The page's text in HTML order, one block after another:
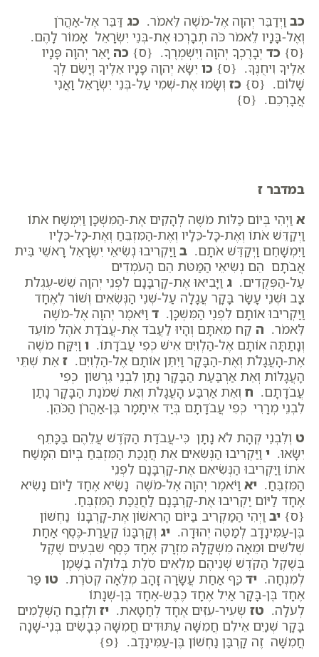
כב וַיְדַבֵּר יְהוָה אֶל-מֹשֶׁה לֵּאמֹר. כג דַּבֵּר אֶל-אַהֲרֹן
וְאֶל-בָּנָיו לֵאמֹר כֹּה תְבָרְכוּ אֶת-בְּנֵי יִשְׂרָאֵל אָמוֹר לָהֶם.
{ס} כד יְבָרֶכְךָ יְהוָה וְיִשְׁמְרֶךָ. {ס} כה יָאֵר יְהוָה פָּנָיו
אֵלֶיךָ וִיחֻנֶּךָּ. {ס} כו יִשָּׂא יְהוָה פָּנָיו אֵלֶיךָ וְיָשֵׂם לְךָ
שָׁלוֹם. {ס} כז וְשָׂמוּ אֶת-שְׁמִי עַל-בְּנֵי יִשְׂרָאֵל וַאֲנִי
אֲבָרְכֵם. {ס}
במדבר ז
א וַיְהִי בְּיוֹם כַּלּוֹת מֹשֶׁה לְהָקִים אֶת-הַמִּשְׁכָּן וַיִּמְשַׁח אֹתוֹ
וַיְקַדֵּשׁ אֹתוֹ וְאֶת-כָּל-כֵּלָיו וְאֶת-הַמִּזְבֵּחַ וְאֶת-כָּל-כֵּלָיו
וַיִּמְשָׁחֵם וַיְקַדֵּשׁ אֹתָם. ב וַיַּקְרִיבוּ נְשִׂיאֵי יִשְׂרָאֵל רָאשֵׁי בֵּית
אֲבֹתָם הֵם נְשִׂיאֵי הַמַּטֹּת הֵם הָעֹמְדִים
עַל-הַפְּקֻדִים. ג וַיָּבִיאוּ אֶת-קָרְבָּנָם לִפְנֵי יְהוָה שֵׁשׁ-עֶגְלֹת
צָב וּשְׁנֵי עָשָׂר בָּקָר עֲגָלָה עַל-שְׁנֵי הַנְּשִׂאִים וְשׁוֹר לְאֶחָד
וַיַּקְרִיבוּ אוֹתָם לִפְנֵי הַמִּשְׁכָּן. ד וַיֹּאמֶר יְהוָה אֶל-מֹשֶׁה
לֵּאמֹר. ה קַח מֵאִתָּם וְהָיוּ לַעֲבֹד אֶת-עֲבֹדַת אֹהֶל מוֹעֵד
וְנָתַתָּה אוֹתָם אֶל-הַלְוִיִּם אִישׁ כְּפִי עֲבֹדָתוֹ. ו וַיִּקַּח מֹשֶׁה
אֶת-הָעֲגָלֹת וְאֶת-הַבָּקָר וַיִּתֵּן אוֹתָם אֶל-הַלְוִיִּם. ז אֵת שְׁתֵּי
הָעֲגָלוֹת וְאֵת אַרְבַּעַת הַבָּקָר נָתַן לִבְנֵי גֵרְשׁוֹן כְּפִי
עֲבֹדָתָם. ח וְאֵת אַרְבַּע הָעֲגָלֹת וְאֵת שְׁמֹנַת הַבָּקָר נָתַן
לִבְנֵי מְרָרִי כְּפִי עֲבֹדָתָם בְּיַד אִיתָמָר בֶּן-אַהֲרֹן הַכֹּהֵן.
ט וְלִבְנֵי קְהָת לֹא נָתָן כִּי-עֲבֹדַת הַקֹּדֶשׁ עֲלֵהֶם בַּכָּתֵף
יִשָּׂאוּ. י וַיַּקְרִיבוּ הַנְּשִׂאִים אֵת חֲנֻכַּת הַמִּזְבֵּחַ בְּיוֹם הִמָּשַׁח
אֹתוֹ וַיַּקְרִיבוּ הַנְּשִׂיאִם אֶת-קָרְבָּנָם לִפְנֵי
הַמִּזְבֵּחַ. יא וַיֹּאמֶר יְהוָה אֶל-מֹשֶׁה נָשִׂיא אֶחָד לַיּוֹם נָשִׂיא
אֶחָד לַיּוֹם יַקְרִיבוּ אֶת-קָרְבָּנָם לַחֲנֻכַּת הַמִּזְבֵּחַ.
{ס} יב וַיְהִי הַמַּקְרִיב בַּיּוֹם הָרִאשׁוֹן אֶת-קָרְבָּנוֹ נַחְשׁוֹן
בֶּן-עַמִּינָדָב לְמַטֵּה יְהוּדָה. יג וְקָרְבָּנוֹ קַעֲרַת-כֶּסֶף אַחַת
שְׁלֹשִׁים וּמֵאָה מִשְׁקָלָהּ מִזְרָק אֶחָד כֶּסֶף שִׁבְעִים שֶׁקֶל
בְּשֶׁקֶל הַקֹּדֶשׁ שְׁנֵיהֶם מְלֵאִים סֹלֶת בְּלוּלָה בַשֶּׁמֶן
לְמִנְחָה. יד כַּף אַחַת עֲשָׂרָה זָהָב מְלֵאָה קְטֹרֶת. טו פַּר
אֶחָד בֶּן-בָּקָר אַיִל אֶחָד כֶּבֶשׂ-אֶחָד בֶּן-שְׁנָתוֹ
לְעֹלָה. טז שְׂעִיר-עִזִּים אֶחָד לְחַטָּאת. יז וּלְזֶבַח הַשְּׁלָמִים
בָּקָר שְׁנַיִם אֵילִם חֲמִשָּׁה עַתּוּדִים חֲמִשָּׁה כְּבָשִׂים בְּנֵי-שָׁנָה
חֲמִשָּׁה זֶה קָרְבַּן נַחְשׁוֹן בֶּן-עַמִּינָדָב. {פ}